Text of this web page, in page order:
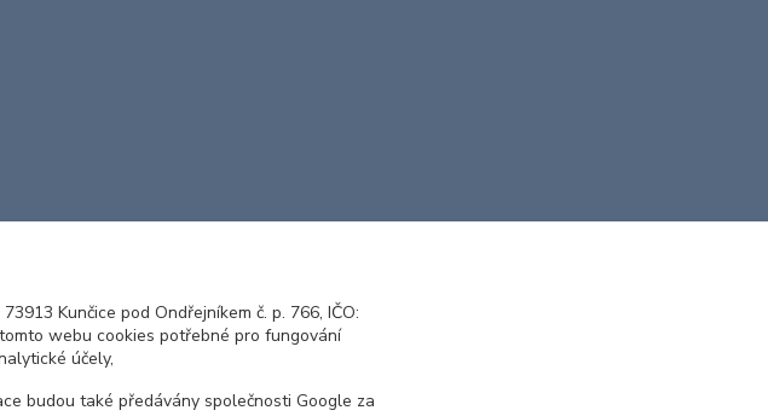
Kunčice pod Ondřejníkem č. p. 766, IČO:
webu cookies potřebné pro fungování
účely,
budou také předávány společnosti Google za